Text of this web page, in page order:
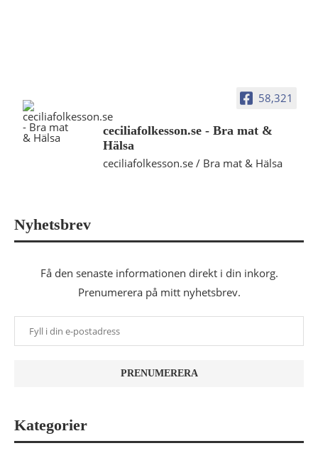
58,321
ceciliafolkesson.se - Bra mat &
Hälsa
ceciliafolkesson.se / Bra mat & Hälsa
Nyhetsbrev
Få den senaste informationen direkt i din inkorg.
Prenumerera på mitt nyhetsbrev.
Kategorier